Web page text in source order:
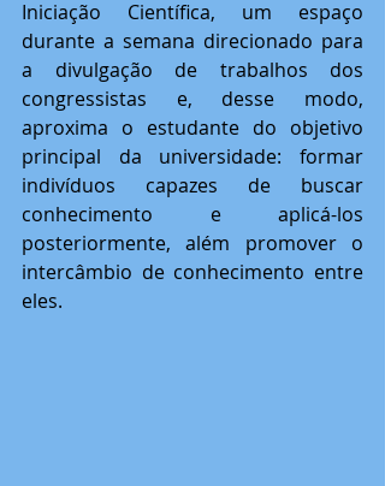
Iniciação Científica, um espaço
durante a semana direcionado para
a divulgação de trabalhos dos
congressistas e, desse modo,
aproxima o estudante do objetivo
principal da universidade: formar
indivíduos capazes de buscar
conhecimento e aplicá-los
posteriormente, além promover o
intercâmbio de conhecimento entre
eles.